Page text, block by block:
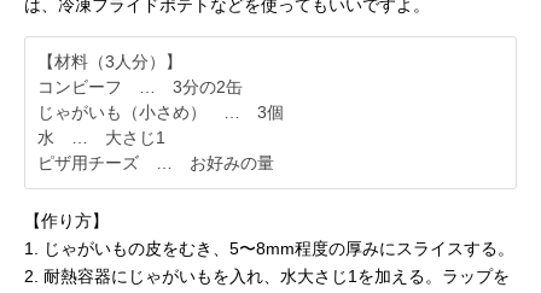
は、冷凍フライドポテトなどを使ってもいいですよ。
【材料（3人分）】
コンビーフ … 3分の2缶
じゃがいも（小さめ） … 3個
水 … 大さじ1
ピザ用チーズ … お好みの量
【作り方】
1. じゃがいもの皮をむき、5〜8mm程度の厚みにスライスする。
2. 耐熱容器にじゃがいもを入れ、水大さじ1を加える。ラップを